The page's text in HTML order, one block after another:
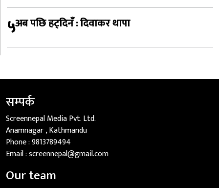
५अब पछि हट्दिनँ : दिवाकर थापा
सम्पर्क
Screennepal Media Pvt. Ltd.
Anamnagar , Kathmandu
Phone :9813789494
Email :screennepal@gmail.com
Our team